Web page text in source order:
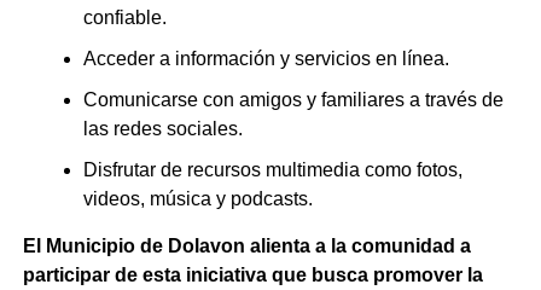
confiable.
Acceder a información y servicios en línea.
Comunicarse con amigos y familiares a través de
las redes sociales.
Disfrutar de recursos multimedia como fotos,
videos, música y podcasts.
El Municipio de Dolavon alienta a la comunidad a
participar de esta iniciativa que busca promover la